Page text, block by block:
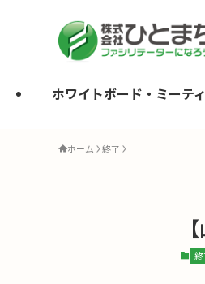
ホワイトボード・ミーテ
ホーム 終了
終